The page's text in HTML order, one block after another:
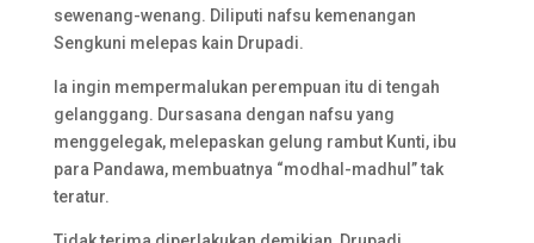
sewenang-wenang. Diliputi nafsu kemenangan
Sengkuni melepas kain Drupadi.
Ia ingin mempermalukan perempuan itu di tengah
gelanggang. Dursasana dengan nafsu yang
menggelegak, melepaskan gelung rambut Kunti, ibu
para Pandawa, membuatnya “modhal-madhul” tak
teratur.